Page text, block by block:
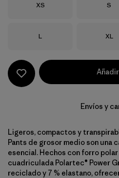
Talla
XS Talla
S
Talla
L Talla
XL
Envíos y
Ligeros, compactos y
Pants de grosor medio son una
esencial. Hechos con forro
cuadriculada Polartec® Power
reciclado y 7 % elastano,